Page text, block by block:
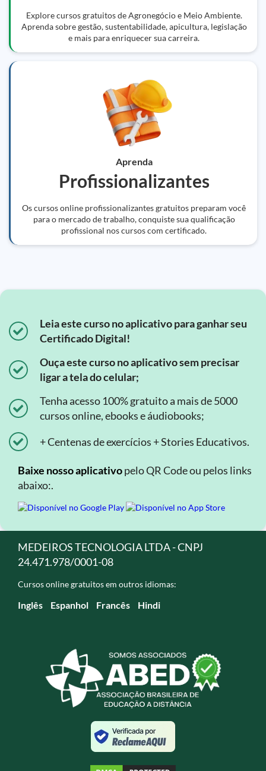
Explore cursos gratuitos de Agronegócio e Meio Ambiente.
Aprenda sobre gestão, sustentabilidade, apicultura, legislação
e mais para enriquecer sua carreira.
Aprenda
Profissionalizantes
Os cursos online profissionalizantes gratuitos preparam você
para o mercado de trabalho, conquiste sua qualificação
profissional nos cursos com certificado.
Leia este curso no aplicativo para ganhar seu
Certificado Digital!
Ouça este curso no aplicativo sem precisar
ligar a tela do celular;
Tenha acesso 100% gratuito a mais de 5000
cursos online, ebooks e áudiobooks;
+ Centenas de exercícios + Stories Educativos.
Baixe nosso aplicativopelo QR Code ou pelos links
abaixo:.
MEDEIROS TECNOLOGIA LTDA - CNPJ
24.471.978/0001-08
Cursos online gratuitos em outros idiomas:
Inglês Espanhol Francês Hindi